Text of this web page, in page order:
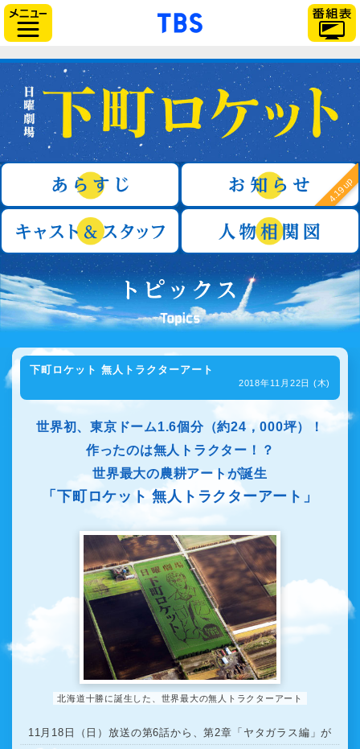
「TBSテレビ」トップ
日曜劇場『下町ロケット』
4.19 up
キャスト＆スタッフ
下町ロケット 無人トラクターアート
2018年11月22日 (木)
世界初、東京ドーム1.6個分（約24，000坪）！
作ったのは無人トラクター！？
世界最大の農耕アートが誕生
「下町ロケット 無人トラクターアート」
北海道十勝に誕生した、世界最大の無人トラクターアート
11月18日（日）放送の第6話から、第2章「ヤタガラス編」が